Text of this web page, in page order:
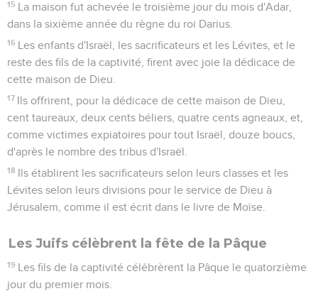
15 La maison fut achevée le troisième jour du mois d'Adar,
dans la sixième année du règne du roi Darius.
16 Les enfants d'Israël, les sacrificateurs et les Lévites, et le
reste des fils de la captivité, firent avec joie la dédicace de
cette maison de Dieu.
17 Ils offrirent, pour la dédicace de cette maison de Dieu,
cent taureaux, deux cents béliers, quatre cents agneaux, et,
comme victimes expiatoires pour tout Israël, douze boucs,
d'après le nombre des tribus d'Israël.
18 Ils établirent les sacrificateurs selon leurs classes et les
Lévites selon leurs divisions pour le service de Dieu à
Jérusalem, comme il est écrit dans le livre de Moïse.
Les Juifs célèbrent la fête de la Pâque
19 Les fils de la captivité célébrèrent la Pâque le quatorzième
jour du premier mois.